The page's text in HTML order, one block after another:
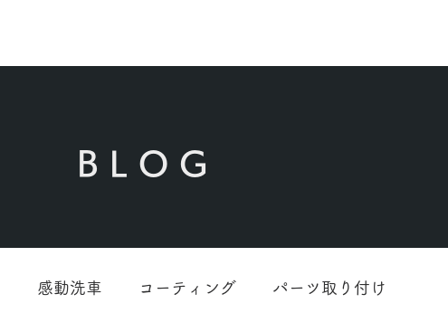
B L O G
感動洗車 コーティング パーツ取り付け